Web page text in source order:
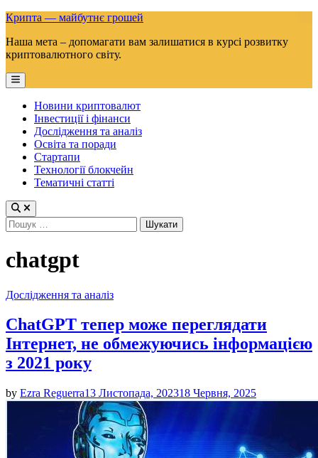
Skip
content
Крипта — майбутнє грошей
Наша мета – допомагати вам залишатися в курсі розвитку
криптовалютного світу.
Main
Menu
Новини криптовалют
Інвестиції і фінанси
Дослідження та аналіз
Освіта та поради
Стартапи
Технології блокчейн
Тематичні статті
Пошук:
chatgpt
Posted
Дослідження та аналіз
ChatGPT тепер може переглядати
Інтернет, не обмежуючись інформацією
з 2021 року
by Ezra Reguerra13 Листопада, 202318 Червня, 2025